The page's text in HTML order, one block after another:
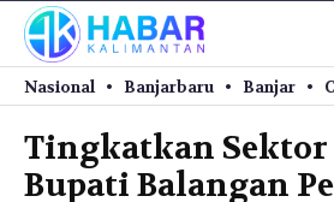
Nasional Banjarbaru Banjar
Tingkatkan Sektor
Bupati Balangan